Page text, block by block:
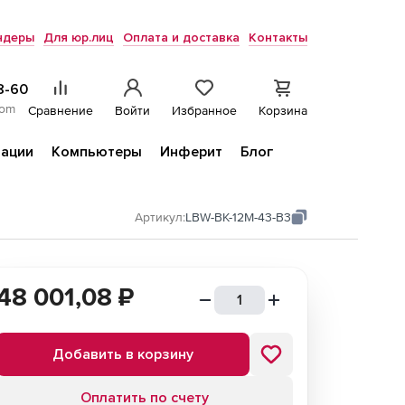
Для юр.лиц Оплата и доставка Контакты
60
Сравнение Войти Избранное Корзина
Компьютеры Инферит Блог
Артикул:LBW-BK-12M-43-B3
001,08 ₽
Добавить в корзину
Оплатить по счету